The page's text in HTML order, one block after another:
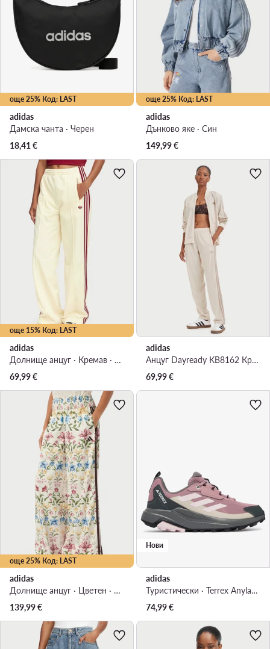
още 25% Код: LAST
adidas
Дамска чанта · Черен
18,41 €
още 25% Код: LAST
adidas
Дънково яке · Син
149,99€
още 15% Код: LAST
adidas
Долнище анцуг · Кремав · Relaxed Fit
69,99€
adidas
Анцуг Dayready KB8162 Кремав Regular Fit
69,99€
още 25% Код: LAST
adidas
Долнище анцуг · Цветен · Relaxed Fit
139,99€
Нови
adidas
Туристически · Terrex Anylander Hiking Shoes KJ0869 · Виолетов
74,99€